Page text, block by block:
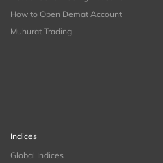
How to Open Demat Account
Muhurat Trading
Indices
Global Indices